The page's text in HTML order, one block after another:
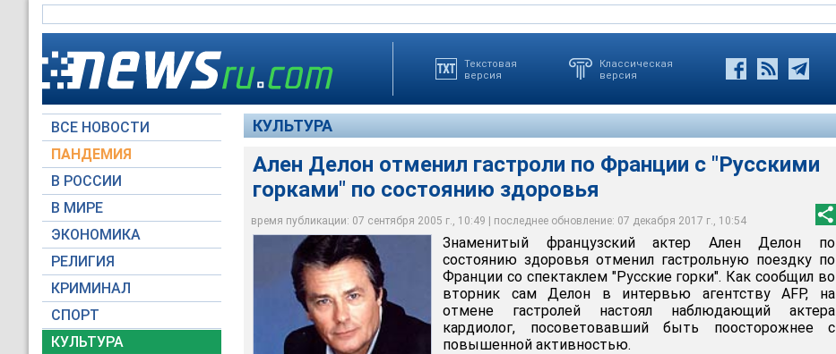
Текстовая
версия
Классическая
версия
ВСЕ НОВОСТИ
ПАНДЕМИЯ
В РОССИИ
В МИРЕ
ЭКОНОМИКА
РЕЛИГИЯ
КРИМИНАЛ
СПОРТ
КУЛЬТУРА
КУЛЬТУРА
Ален Делон отменил гастроли по Франции с "Русскими
горками" по состоянию здоровья
время публикации: 07 сентября 2005 г., 10:49 | последнее обновление: 07 декабря 2017 г., 10:54
Ален Делон отменил гастроли по Франции с "Русскими горками" по состоянию
здоровья
Архив NEWSru.com
Знаменитый французский актер Ален Делон по
состоянию здоровья отменил гастрольную поездку по
Франции со спектаклем "Русские горки". Как сообщил во
вторник сам Делон в интервью агентству AFP, на
отмене гастролей настоял наблюдающий актера
кардиолог, посоветовавший быть поосторожнее с
повышенной активностью.